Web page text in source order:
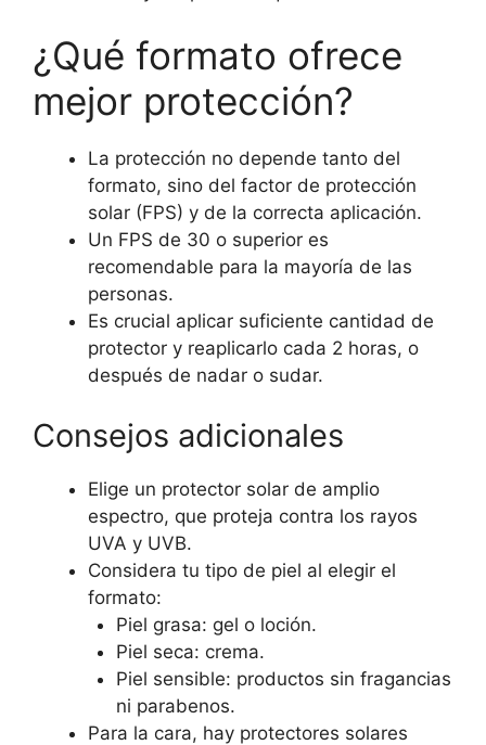
¿Qué formato ofrece
mejor protección?
La protección no depende tanto del
formato, sino del factor de protección
solar (FPS) y de la correcta aplicación.
Un FPS de 30 o superior es
recomendable para la mayoría de las
personas.
Es crucial aplicar suficiente cantidad de
protector y reaplicarlo cada 2 horas, o
después de nadar o sudar.
Consejos adicionales
Elige un protector solar de amplio
espectro, que proteja contra los rayos
UVA y UVB.
Considera tu tipo de piel al elegir el
formato:
Piel grasa: gel o loción.
Piel seca: crema.
Piel sensible: productos sin fragancias
ni parabenos.
Para la cara, hay protectores solares